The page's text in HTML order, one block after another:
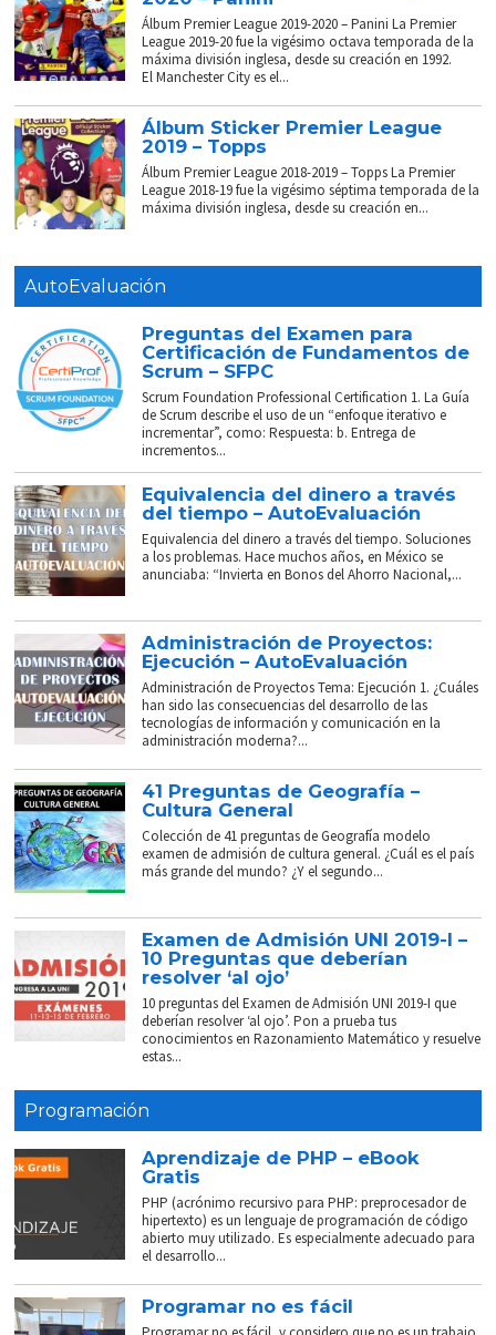
Álbum Premier League 2019-2020 – Panini La Premier
League 2019-20 fue la vigésimo octava temporada de la
máxima división inglesa, desde su creación en 1992.
El Manchester City es el...
Álbum Sticker Premier League
2019 – Topps
Álbum Premier League 2018-2019 – Topps La Premier
League 2018-19 fue la vigésimo séptima temporada de la
máxima división inglesa, desde su creación en...
AutoEvaluación
Preguntas del Examen para
Certificación de Fundamentos de
Scrum – SFPC
Scrum Foundation Professional Certification 1. La Guía
de Scrum describe el uso de un “enfoque iterativo e
incrementar”, como: Respuesta: b. Entrega de
incrementos...
Equivalencia del dinero a través
del tiempo – AutoEvaluación
Equivalencia del dinero a través del tiempo. Soluciones
a los problemas. Hace muchos años, en México se
anunciaba: “Invierta en Bonos del Ahorro Nacional,...
Administración de Proyectos:
Ejecución – AutoEvaluación
Administración de Proyectos Tema: Ejecución 1. ¿Cuáles
han sido las consecuencias del desarrollo de las
tecnologías de información y comunicación en la
administración moderna?...
41 Preguntas de Geografía –
Cultura General
Colección de 41 preguntas de Geografía modelo
examen de admisión de cultura general. ¿Cuál es el país
más grande del mundo? ¿Y el segundo...
Examen de Admisión UNI 2019-I –
10 Preguntas que deberían
resolver ‘al ojo’
10 preguntas del Examen de Admisión UNI 2019-I que
deberían resolver ‘al ojo’. Pon a prueba tus
conocimientos en Razonamiento Matemático y resuelve
estas...
Programación
Aprendizaje de PHP – eBook
Gratis
PHP (acrónimo recursivo para PHP: preprocesador de
hipertexto) es un lenguaje de programación de código
abierto muy utilizado. Es especialmente adecuado para
el desarrollo...
Programar no es fácil